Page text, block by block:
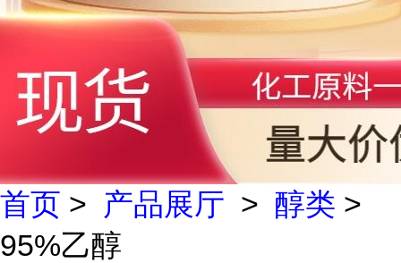
首页 > 产品展厅 > 醇类 >
95%乙醇